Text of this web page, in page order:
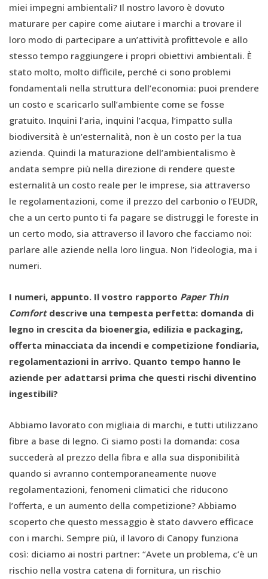
miei impegni ambientali? Il nostro lavoro è dovuto
maturare per capire come aiutare i marchi a trovare il
loro modo di partecipare a un’attività profittevole e allo
stesso tempo raggiungere i propri obiettivi ambientali. È
stato molto, molto difficile, perché ci sono problemi
fondamentali nella struttura dell’economia: puoi prendere
un costo e scaricarlo sull’ambiente come se fosse
gratuito. Inquini l’aria, inquini l’acqua, l’impatto sulla
biodiversità è un’esternalità, non è un costo per la tua
azienda. Quindi la maturazione dell’ambientalismo è
andata sempre più nella direzione di rendere queste
esternalità un costo reale per le imprese, sia attraverso
le regolamentazioni, come il prezzo del carbonio o l’EUDR,
che a un certo punto ti fa pagare se distruggi le foreste in
un certo modo, sia attraverso il lavoro che facciamo noi:
parlare alle aziende nella loro lingua. Non l’ideologia, ma i
numeri.
I numeri, appunto. Il vostro rapporto Paper Thin
Comfortdescrive una tempesta perfetta: domanda di
legno in crescita da bioenergia, edilizia e packaging,
offerta minacciata da incendi e competizione fondiaria,
regolamentazioni in arrivo. Quanto tempo hanno le
aziende per adattarsi prima che questi rischi diventino
ingestibili?
Abbiamo lavorato con migliaia di marchi, e tutti utilizzano
fibre a base di legno. Ci siamo posti la domanda: cosa
succederà al prezzo della fibra e alla sua disponibilità
quando si avranno contemporaneamente nuove
regolamentazioni, fenomeni climatici che riducono
l’offerta, e un aumento della competizione? Abbiamo
scoperto che questo messaggio è stato davvero efficace
con i marchi. Sempre più, il lavoro di Canopy funziona
così: diciamo ai nostri partner: “Avete un problema, c’è un
rischio nella vostra catena di fornitura, un rischio